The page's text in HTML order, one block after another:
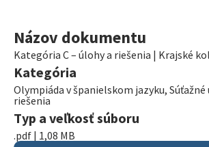
Názov dokumentu
Kategória C – úlohy a riešenia | Krajské
Kategória
Olympiáda v španielskom jazyku,
riešenia
Typ a veľkosť súboru
.pdf | 1,08 MB